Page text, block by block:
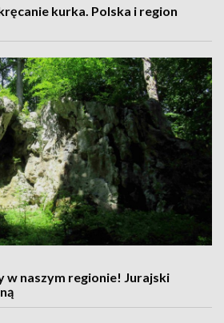
kurka. Polska i region
w naszym regionie! Jurajski